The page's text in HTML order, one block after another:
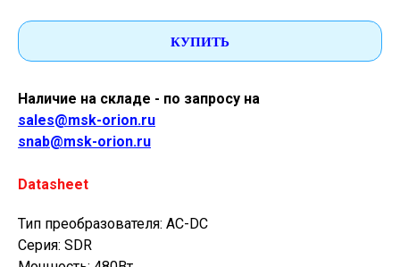
КУПИТЬ
Наличие на складе - по запросу на
sales@msk-orion.ru
snab@msk-orion.ru
Datasheet
Тип преобразователя: AC-DC
Серия: SDR